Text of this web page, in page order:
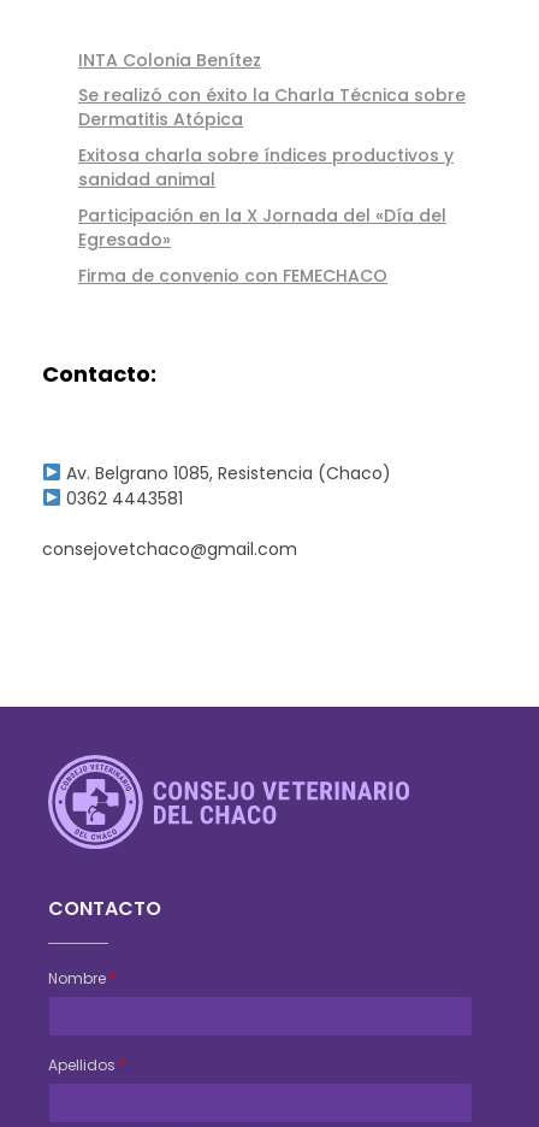
INTA Colonia Benítez
Se realizó con éxito la Charla Técnica sobre
Dermatitis Atópica
Exitosa charla sobre índices productivos y
sanidad animal
Participación en la X Jornada del «Día del
Egresado»
Firma de convenio con FEMECHACO
Contacto:
Av. Belgrano 1085, Resistencia (Chaco)
0362 4443581
consejovetchaco@gmail.com
CONTACTO
Nombre *
Apellidos *